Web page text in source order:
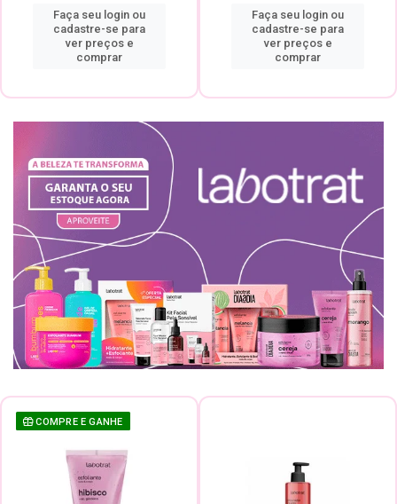
Faça seu login ou
cadastre-se para
ver preços e
comprar
Faça seu login ou
cadastre-se para
ver preços e
comprar
COMPRE E GANHE